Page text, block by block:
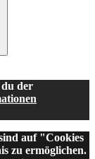
der
auf "Cookies
zu ermöglichen.